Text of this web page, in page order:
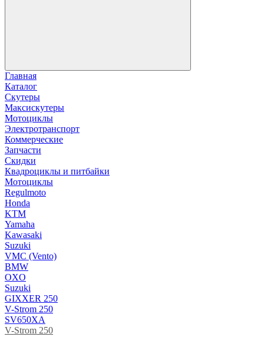
Главная
Каталог
Скутеры
Максискутеры
Мотоциклы
Электротранспорт
Коммерческие
Запчасти
Скидки
Квадроциклы и питбайки
Мотоциклы
Regulmoto
Honda
KTM
Yamaha
Kawasaki
Suzuki
VMC (Vento)
BMW
OXO
Suzuki
GIXXER 250
V-Strom 250
SV650XA
V-Strom 250